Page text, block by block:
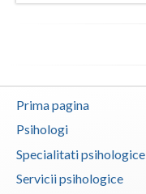
Prima pagina
Psihologi
Specialitati psihologice
Servicii psihologice